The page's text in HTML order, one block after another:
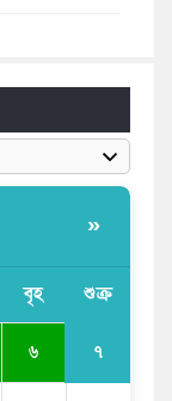
সৌদি
গড়ে উঠেছে:
কোনো
»
বৃহ শুক্র
৬ ৭